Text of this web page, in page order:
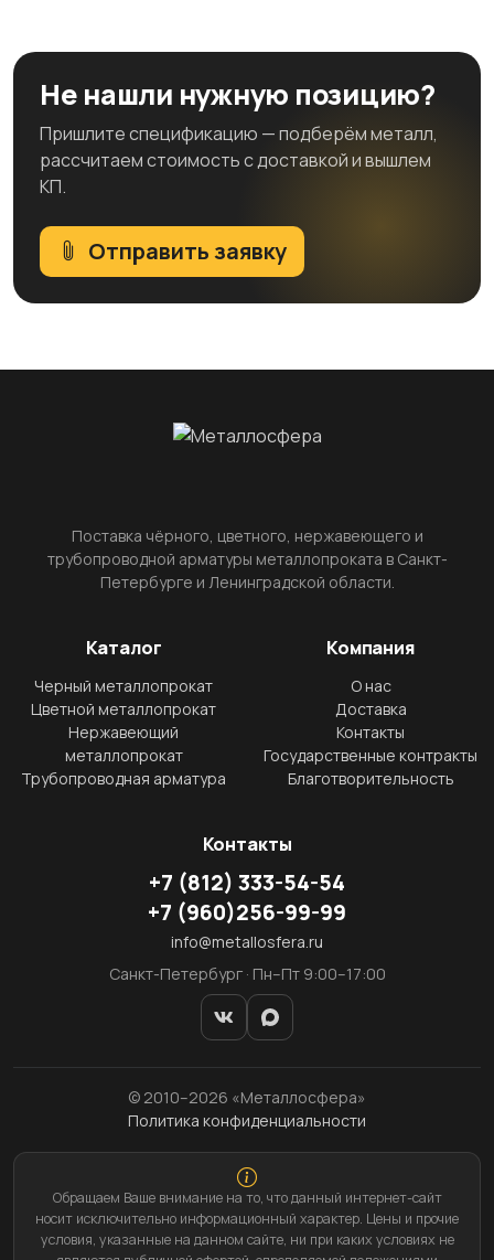
Не нашли нужную позицию?
Пришлите спецификацию — подберём металл,
рассчитаем стоимость с доставкой и вышлем
КП.
Отправить заявку
Поставка чёрного, цветного, нержавеющего и
трубопроводной арматуры металлопроката в Санкт-
Петербурге и Ленинградской области.
Каталог
Черный металлопрокат
Цветной металлопрокат
Нержавеющий
металлопрокат
Трубопроводная арматура
Компания
О нас
Доставка
Контакты
Государственные контракты
Благотворительность
Контакты
+7 (812) 333-54-54
+7 (960)256-99-99
info@metallosfera.ru
Санкт-Петербург · Пн–Пт 9:00–17:00
© 2010–2026 «Металлосфера»
Политика конфиденциальности
Обращаем Ваше внимание на то, что данный интернет-сайт
носит исключительно информационный характер. Цены и прочие
условия, указанные на данном сайте, ни при каких условиях не